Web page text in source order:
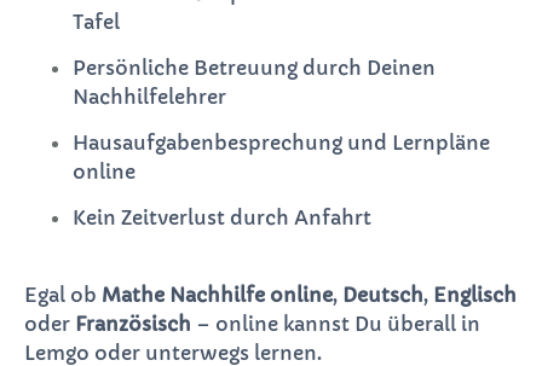
Tafel
Persönliche Betreuung durch Deinen
Nachhilfelehrer
Hausaufgabenbesprechung und Lernpläne
online
Kein Zeitverlust durch Anfahrt
Egal ob Mathe Nachhilfe online, Deutsch, Englisch
oder Französisch – online kannst Du überall in
Lemgo oder unterwegs lernen.